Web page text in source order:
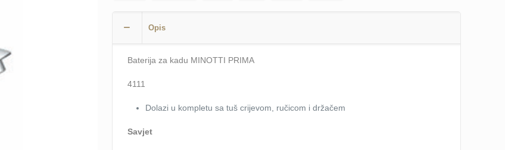
Opis
Baterija za kadu MINOTTI PRIMA
4111
Dolazi u kompletu sa tuš crijevom, ručicom i držačem
Savjet